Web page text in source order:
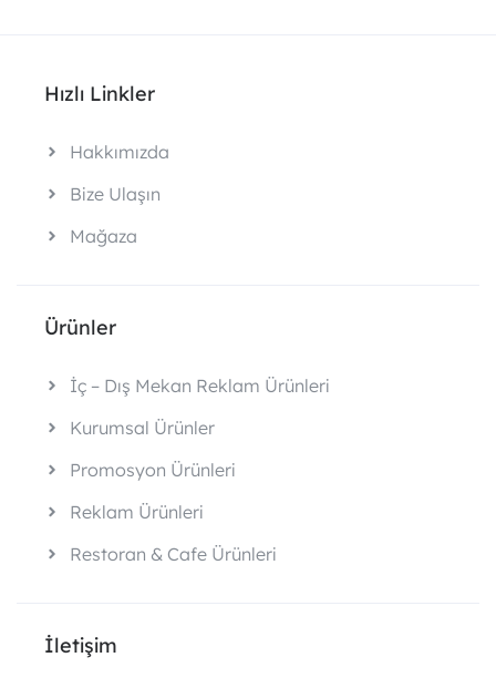
Hızlı Linkler
Hakkımızda
Bize Ulaşın
Mağaza
Ürünler
İç – Dış Mekan Reklam Ürünleri
Kurumsal Ürünler
Promosyon Ürünleri
Reklam Ürünleri
Restoran & Cafe Ürünleri
İletişim